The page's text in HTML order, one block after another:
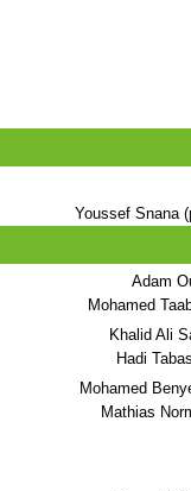
Youssef Snana
Adam
Mohamed
Khalid Ali
Hadi
Mohamed
Mathias